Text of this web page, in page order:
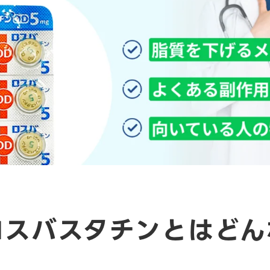
バスタチンとはど